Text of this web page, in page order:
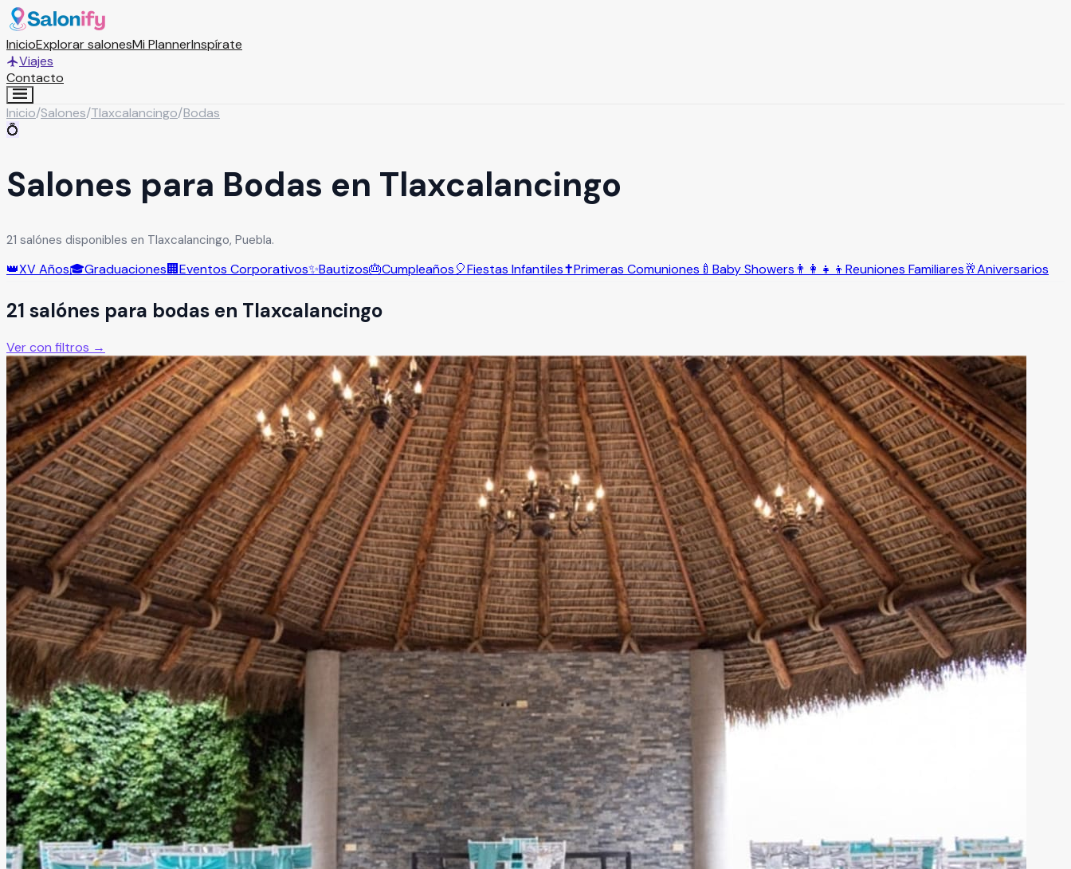
InicioExplorar salonesMi PlannerInspírate
Viajes
Contacto
Inicio/Salones/Tlaxcalancingo/Bodas
💍
Salones para Bodas en Tlaxcalancingo
21 salónes disponibles en Tlaxcalancingo, Puebla.
👑XV Años🎓Graduaciones🏢Eventos Corporativos✨Bautizos🎂Cumpleaños🎈Fiestas Infantiles✝️Primeras Comuniones 🍼 Baby Showers 👨‍👩‍👧‍👦 Reuniones Familiares🥂Aniversarios
21 salónes para bodas en Tlaxcalancingo
Ver con filtros →